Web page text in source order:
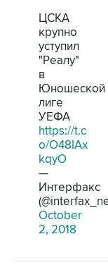
ЦСКА
крупно
уступил
"Реалу"
в
Юношеской
лиге
УЕФА
https://t.c
o/O48IAx
kqyO
—
Интерфакс
October
2, 2018